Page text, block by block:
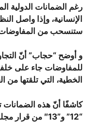
رغم الضمانات الدولية
الإنسانية، وإذا واصل
ستنسحب من
و أوضح “حجاب” أنّ
للمفاوضات جاء على
الخطية، التي تلقتها من
كاشفًا أنّ هذه الضمانات